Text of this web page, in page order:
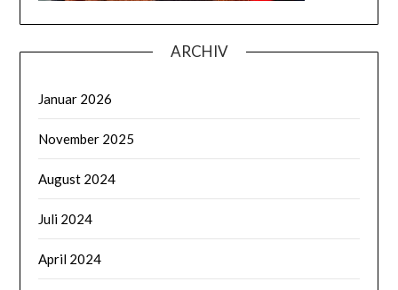
ARCHIV
Januar 2026
November 2025
August 2024
Juli 2024
April 2024